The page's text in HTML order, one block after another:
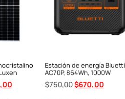
Estación de energía Bluetti
AC70P, 864Wh, 1000W
$750,00$670,00